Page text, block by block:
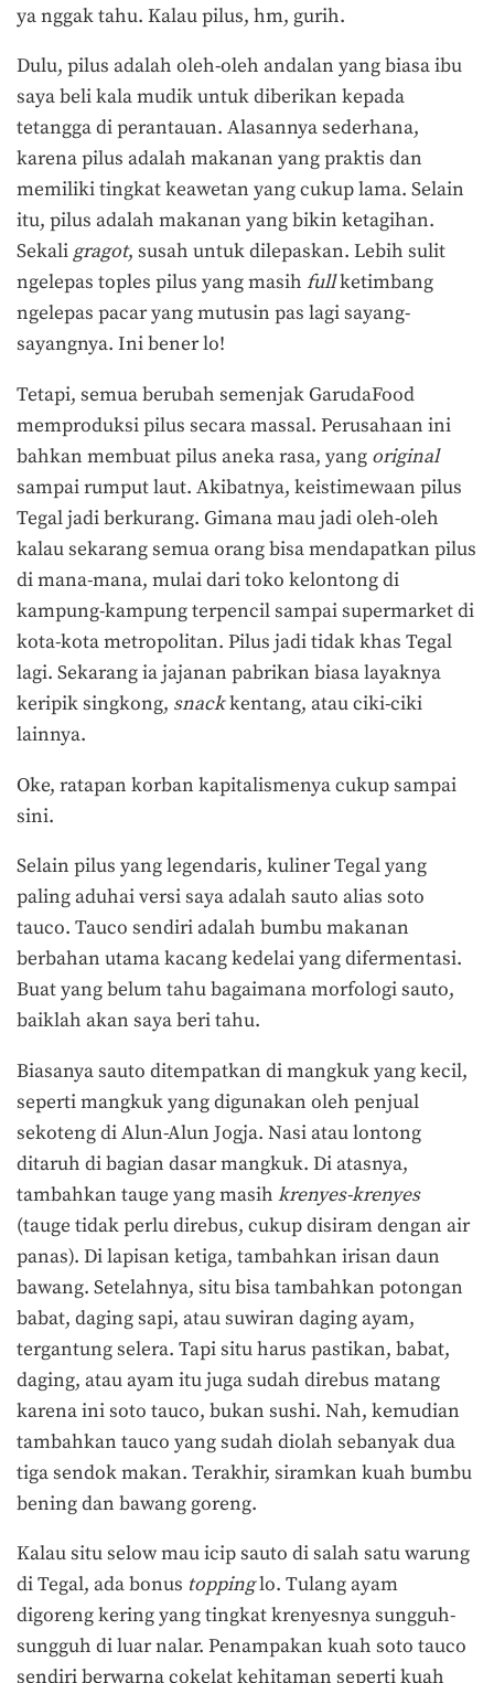
ya nggak tahu. Kalau pilus, hm, gurih.
Dulu, pilus adalah oleh-oleh andalan yang biasa ibu
saya beli kala mudik untuk diberikan kepada
tetangga di perantauan. Alasannya sederhana,
karena pilus adalah makanan yang praktis dan
memiliki tingkat keawetan yang cukup lama. Selain
itu, pilus adalah makanan yang bikin ketagihan.
Sekaligragot, susah untuk dilepaskan. Lebih sulit
ngelepas toples pilus yang masih fullketimbang
ngelepas pacar yang mutusin pas lagi sayang-
sayangnya. Ini bener lo!
Tetapi, semua berubah semenjak GarudaFood
memproduksi pilus secara massal. Perusahaan ini
bahkan membuat pilus aneka rasa, yang original
sampai rumput laut. Akibatnya, keistimewaan pilus
Tegal jadi berkurang. Gimana mau jadi oleh-oleh
kalau sekarang semua orang bisa mendapatkan pilus
di mana-mana, mulai dari toko kelontong di
kampung-kampung terpencil sampai supermarket di
kota-kota metropolitan. Pilus jadi tidak khas Tegal
lagi. Sekarang ia jajanan pabrikan biasa layaknya
keripik singkong, snackkentang, atau ciki-ciki
lainnya.
Oke, ratapan korban kapitalismenya cukup sampai
sini.
Selain pilus yang legendaris, kuliner Tegal yang
paling aduhai versi saya adalah sauto alias soto
tauco. Tauco sendiri adalah bumbu makanan
berbahan utama kacang kedelai yang difermentasi.
Buat yang belum tahu bagaimana morfologi sauto,
baiklah akan saya beri tahu.
Biasanya sauto ditempatkan di mangkuk yang kecil,
seperti mangkuk yang digunakan oleh penjual
sekoteng di Alun-Alun Jogja. Nasi atau lontong
ditaruh di bagian dasar mangkuk. Di atasnya,
tambahkan tauge yang masih krenyes-krenyes
(tauge tidak perlu direbus, cukup disiram dengan air
panas). Di lapisan ketiga, tambahkan irisan daun
bawang. Setelahnya, situ bisa tambahkan potongan
babat, daging sapi, atau suwiran daging ayam,
tergantung selera. Tapi situ harus pastikan, babat,
daging, atau ayam itu juga sudah direbus matang
karena ini soto tauco, bukan sushi. Nah, kemudian
tambahkan tauco yang sudah diolah sebanyak dua
tiga sendok makan. Terakhir, siramkan kuah bumbu
bening dan bawang goreng.
Kalau situ selow mau icip sauto di salah satu warung
di Tegal, ada bonus toppinglo. Tulang ayam
digoreng kering yang tingkat krenyesnya sungguh-
sungguh di luar nalar. Penampakan kuah soto tauco
sendiri berwarna cokelat kehitaman seperti kuah